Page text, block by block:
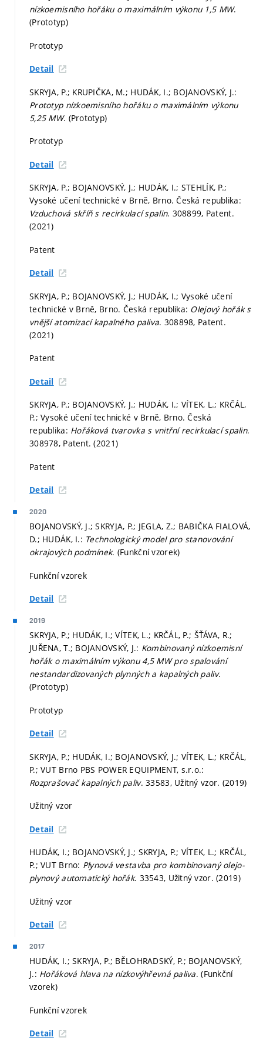
nízkoemisního hořáku o maximálním výkonu 1,5 MW.
(Prototyp)
Prototyp
Detail
SKRYJA, P.; KRUPIČKA, M.; HUDÁK, I.; BOJANOVSKÝ, J.:
Prototyp nízkoemisního hořáku o maximálním výkonu
5,25 MW. (Prototyp)
Prototyp
Detail
SKRYJA, P.; BOJANOVSKÝ, J.; HUDÁK, I.; STEHLÍK, P.;
Vysoké učení technické v Brně, Brno. Česká republika:
Vzduchová skříň s recirkulací spalin. 308899, Patent.
(2021)
Patent
Detail
SKRYJA, P.; BOJANOVSKÝ, J.; HUDÁK, I.; Vysoké učení
technické v Brně, Brno. Česká republika: Olejový hořák s
vnější atomizací kapalného paliva. 308898, Patent.
(2021)
Patent
Detail
SKRYJA, P.; BOJANOVSKÝ, J.; HUDÁK, I.; VÍTEK, L.; KRČÁL,
P.; Vysoké učení technické v Brně, Brno. Česká
republika: Hořáková tvarovka s vnitřní recirkulací spalin.
308978, Patent. (2021)
Patent
Detail
2020
BOJANOVSKÝ, J.; SKRYJA, P.; JEGLA, Z.; BABIČKA FIALOVÁ,
D.; HUDÁK, I.: Technologický model pro stanovování
okrajových podmínek. (Funkční vzorek)
Funkční vzorek
Detail
2019
SKRYJA, P.; HUDÁK, I.; VÍTEK, L.; KRČÁL, P.; ŠŤÁVA, R.;
JUŘENA, T.; BOJANOVSKÝ, J.: Kombinovaný nízkoemisní
hořák o maximálním výkonu 4,5 MW pro spalování
nestandardizovaných plynných a kapalných paliv.
(Prototyp)
Prototyp
Detail
SKRYJA, P.; HUDÁK, I.; BOJANOVSKÝ, J.; VÍTEK, L.; KRČÁL,
P.; VUT Brno PBS POWER EQUIPMENT, s.r.o.:
Rozprašovač kapalných paliv. 33583, Užitný vzor. (2019)
Užitný vzor
Detail
HUDÁK, I.; BOJANOVSKÝ, J.; SKRYJA, P.; VÍTEK, L.; KRČÁL,
P.; VUT Brno: Plynová vestavba pro kombinovaný olejo-
plynový automatický hořák. 33543, Užitný vzor. (2019)
Užitný vzor
Detail
2017
HUDÁK, I.; SKRYJA, P.; BĚLOHRADSKÝ, P.; BOJANOVSKÝ,
J.: Hořáková hlava na nízkovýhřevná paliva. (Funkční
vzorek)
Funkční vzorek
Detail